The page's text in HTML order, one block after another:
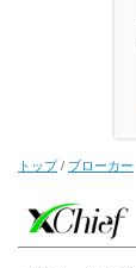
トップ/ ブローカー